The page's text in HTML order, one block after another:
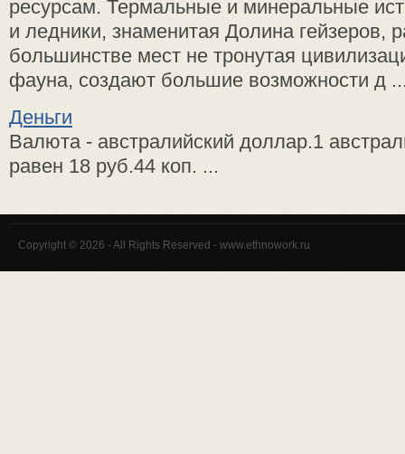
ресурсам. Термальные и минеральные
и ледники, знаменитая Долина гейзеров,
большинстве мест не тронутая
фауна, создают большие возможности д
Деньги
Валюта - австралийский доллар.1
равен 18 руб.44 коп. ...
Copyright © 2026 - All Rights Reserved - www.ethnowork.ru